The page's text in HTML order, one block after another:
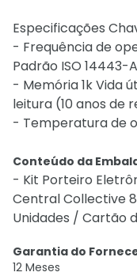
Especificações
- Frequência de
Padrão ISO 14443-A
- Memória 1k Vida
leitura (10 anos de
- Temperatura de
Conteúdo da
- Kit Porteiro
Central Collective
Unidades / Cartão
Garantia do
12 Meses